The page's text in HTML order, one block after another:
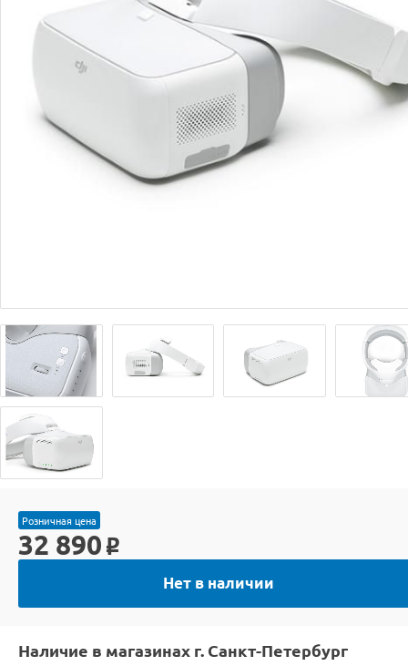
Розничная цена
32 890 o
Нет в наличии
Наличие в магазинах г. Санкт-Петербург